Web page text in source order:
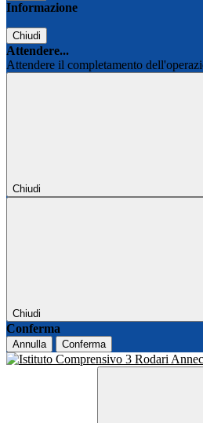
Informazione
Chiudi
Attendere...
Attendere il completamento
Chiudi
Chiudi
Conferma
Annulla Conferma